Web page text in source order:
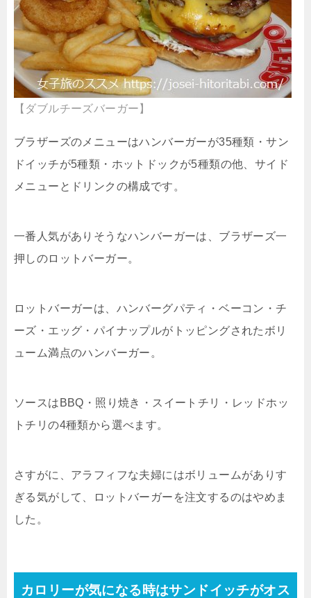
【ダブルチーズバーガー】
ブラザーズのメニューはハンバーガーが35種類・サン
ドイッチが5種類・ホットドックが5種類の他、サイド
メニューとドリンクの構成です。
一番人気がありそうなハンバーガーは、ブラザーズ一
押しのロットバーガー。
ロットバーガーは、ハンバーグパティ・ベーコン・チ
ーズ・エッグ・パイナップルがトッピングされたボリ
ューム満点のハンバーガー。
ソースはBBQ・照り焼き・スイートチリ・レッドホッ
トチリの4種類から選べます。
さすがに、アラフィフな夫婦にはボリュームがありす
ぎる気がして、ロットバーガーを注文するのはやめま
した。
カロリーが気になる時はサンドイッチがオス